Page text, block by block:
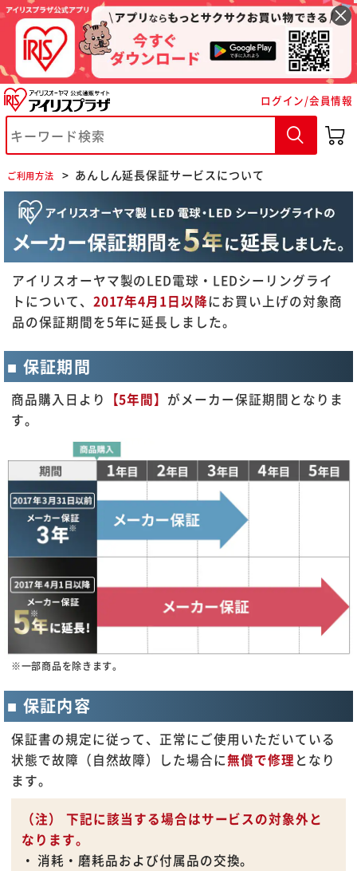
ログイン/会員情報
ご利用方法 あんしん延長保証サービスについて
アイリスオーヤマ製のLED電球・LEDシーリングライ
トについて、 2017年4月1日以降にお買い上げの対象商
品の保証期間を5年に延長しました。
保証期間
商品購入日より 【5年間】 がメーカー保証期間となりま
す。
※一部商品を除きます。
保証内容
保証書の規定に従って、正常にご使用いただいている
状態で故障（自然故障）した場合に無償で修理となり
ます。
（注） 下記に該当する場合はサービスの対象外と
なります。
消耗・磨耗品および付属品の交換。
※ご確認ください
カートに入れる 購入手続きへ